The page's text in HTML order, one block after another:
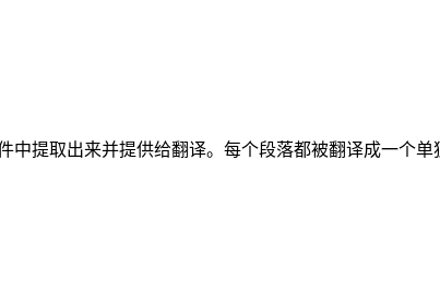
中提取出来并提供给翻译。每个段落都被翻译成一个单